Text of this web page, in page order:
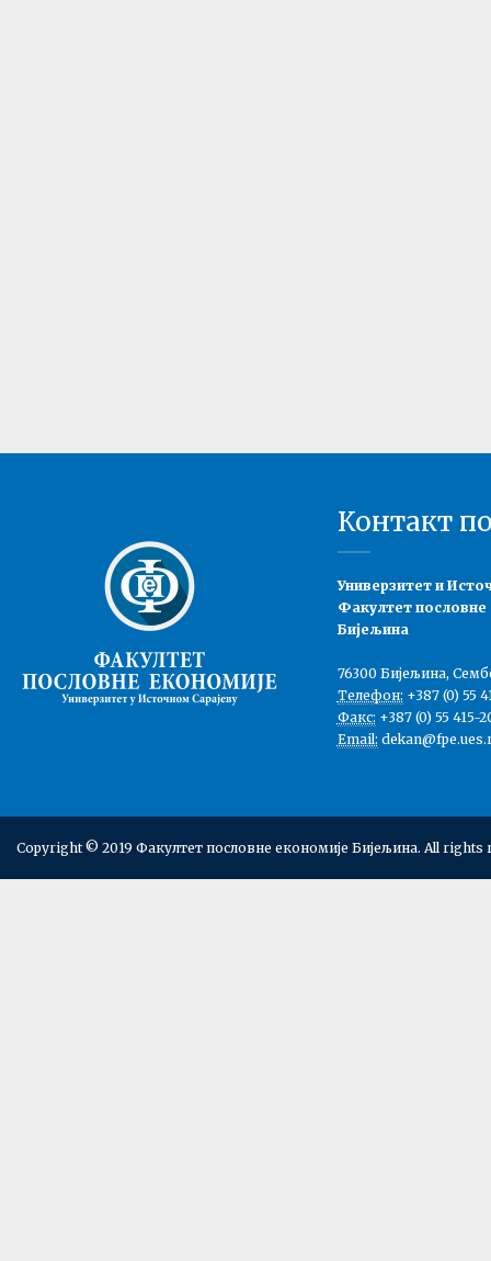
Контакт
Универзитет и
Факултет пословне
Бијељина
76300 Бијељина,
Телефон: +387 (0) 55
Факс: +387 (0) 55 415-
Email:
Copyright © 2019 Факултет пословне економије Бијељина. All rights